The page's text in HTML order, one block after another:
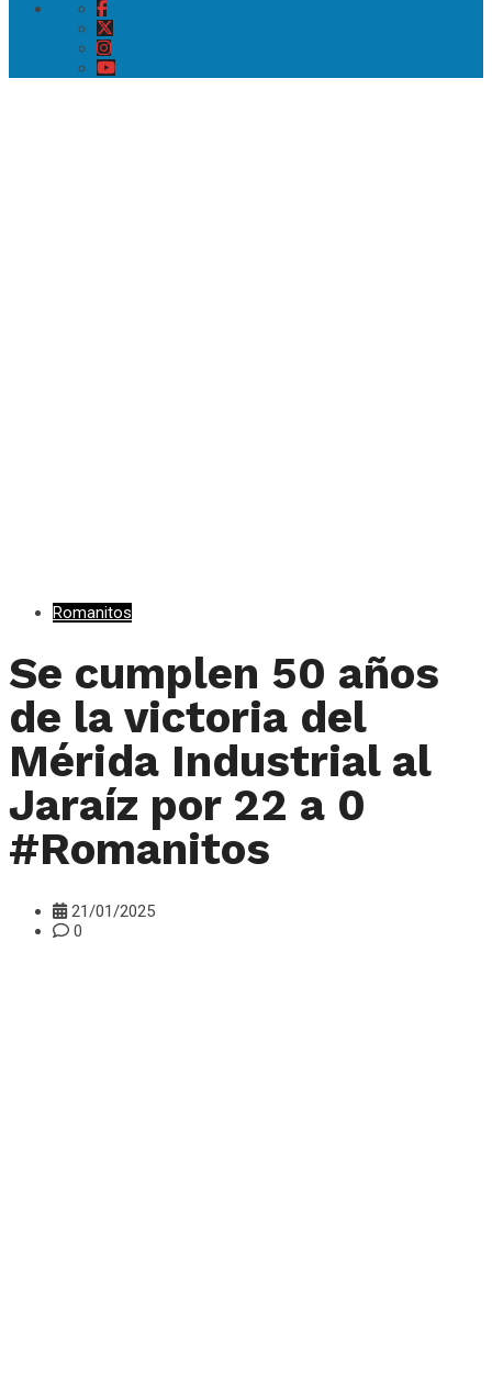
Romanitos
Se cumplen 50 años
de la victoria del
Mérida Industrial al
Jaraíz por 22 a 0
#Romanitos
21/01/2025
0